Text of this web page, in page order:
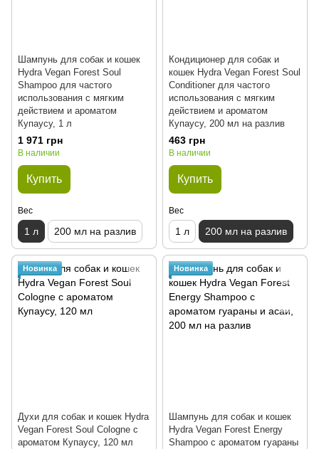
Шампунь для собак и кошек
Hydra Vegan Forest Soul
Shampoo для частого
использования с мягким
действием и ароматом
Купауcу, 1 л
1 971 грн
В наличии
Купить
Вес
1 л 200 мл на разлив
Кондиционер для собак и
кошек Hydra Vegan Forest Soul
Conditioner для частого
использования с мягким
действием и ароматом
Купауcу, 200 мл на разлив
463 грн
В наличии
Купить
Вес
1 л 200 мл на разлив
Новинка
Духи для собак и кошек Hydra
Vegan Forest Soul Cologne с
ароматом Купаусу, 120 мл
Новинка
Шампунь для собак и кошек
Hydra Vegan Forest Energy
Shampoo с ароматом гуараны